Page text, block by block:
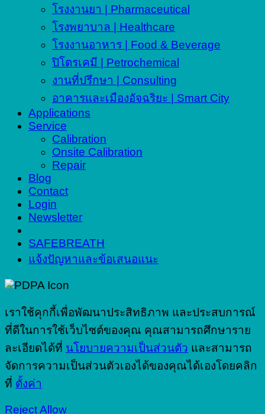
โรงงานยา | Pharmaceutical
โรงพยาบาล | Healthcare
โรงงานอาหาร | Food & Beverage
ปิโตรเคมี | Petrochemical
งานที่ปรึกษา | Consulting
อาคารและเมืองอัจฉริยะ | Smart City
Applications
Service
Calibration
Onsite Calibration
Repair
Blog
Contact
Login
Newsletter
SAFEBREATH
แจ้งปัญหาและข้อเสนอแนะ
เราใช้คุกกี้เพื่อพัฒนาประสิทธิภาพ และประสบการณ์
ที่ดีในการใช้เว็บไซต์ของคุณ คุณสามารถศึกษาราย
ละเอียดได้ที่ นโยบายความเป็นส่วนตัว และสามารถ
จัดการความเป็นส่วนตัวเองได้ของคุณได้เองโดยคลิก
ที่ ตั้งค่า
RejectAllow